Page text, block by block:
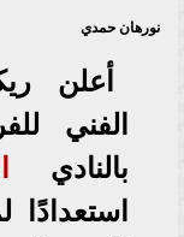
نورهان حمدي
أعلن
الفني
بالنادي
‏استعدادًا